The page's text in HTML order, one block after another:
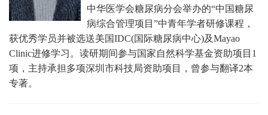
中华医学会糖尿病分会举办的“中国糖尿
病综合管理项目”中青年学者研修课程，
获优秀学员并被选送美国IDC(国际糖尿病中心)及Mayao
Clinic进修学习。 读研期间参与国家自然科学基金资助项目1
项，主持承担多项深圳市科技局资助项目，曾参与翻译2本
专著。